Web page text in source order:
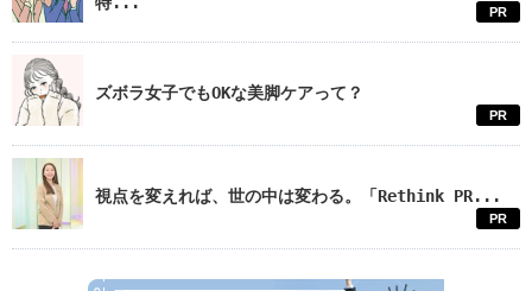
PR
ズボラ女子でもOKな美脚ケアって？
PR
視点を変えれば、世の中は変わる。「Rethink PR...
PR